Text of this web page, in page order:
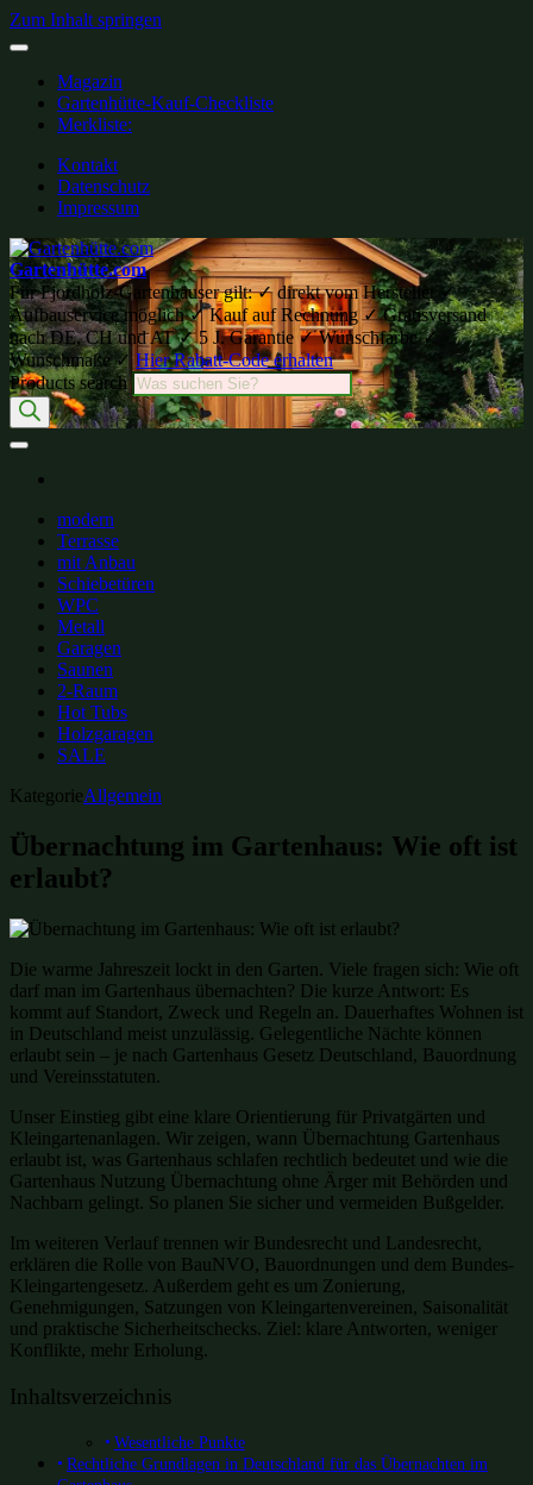
Zum Inhalt springen
Magazin
Gartenhütte-Kauf-Checkliste
Merkliste:
Kontakt
Datenschutz
Impressum
Gartenhütte.com
Für Fjordholz-Gartenhäuser gilt: ✓ direkt vom Hersteller ✓
Aufbauservice möglich ✓ Kauf auf Rechnung ✓ Gratisversand
nach DE, CH und AT ✓ 5 J. Garantie ✓ Wunschfarbe ✓
Wunschmaße ✓Hier Rabatt-Code erhalten
Products search
modern
Terrasse
mit Anbau
Schiebetüren
WPC
Metall
Garagen
Saunen
2-Raum
Hot Tubs
Holzgaragen
SALE
KategorieAllgemein
Übernachtung im Gartenhaus: Wie oft ist
erlaubt?
Die warme Jahreszeit lockt in den Garten. Viele fragen sich: Wie oft
darf man im Gartenhaus übernachten? Die kurze Antwort: Es
kommt auf Standort, Zweck und Regeln an. Dauerhaftes Wohnen ist
in Deutschland meist unzulässig. Gelegentliche Nächte können
erlaubt sein – je nach Gartenhaus Gesetz Deutschland, Bauordnung
und Vereinsstatuten.
Unser Einstieg gibt eine klare Orientierung für Privatgärten und
Kleingartenanlagen. Wir zeigen, wann Übernachtung Gartenhaus
erlaubt ist, was Gartenhaus schlafen rechtlich bedeutet und wie die
Gartenhaus Nutzung Übernachtung ohne Ärger mit Behörden und
Nachbarn gelingt. So planen Sie sicher und vermeiden Bußgelder.
Im weiteren Verlauf trennen wir Bundesrecht und Landesrecht,
erklären die Rolle von BauNVO, Bauordnungen und dem Bundes-
Kleingartengesetz. Außerdem geht es um Zonierung,
Genehmigungen, Satzungen von Kleingartenvereinen, Saisonalität
und praktische Sicherheitschecks. Ziel: klare Antworten, weniger
Konflikte, mehr Erholung.
Inhaltsverzeichnis
Wesentliche Punkte
Rechtliche Grundlagen in Deutschland für das Übernachten im